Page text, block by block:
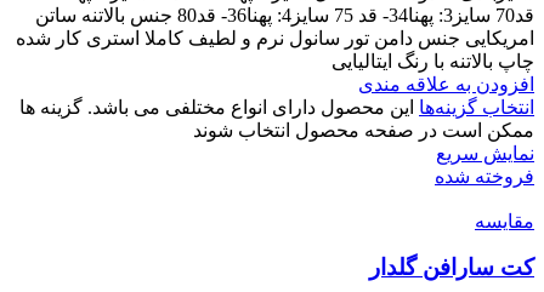
قد70 سایز3: پهنا34- قد 75 سایز4: پهنا36- قد80 جنس بالاتنه ساتن
امریکایی جنس دامن تور سانول نرم و لطیف کاملا استری کار شده
چاپ بالاتنه با رنگ ایتالیایی
افزودن به علاقه مندی
انتخاب گزینه‌ها این محصول دارای انواع مختلفی می باشد. گزینه ها
ممکن است در صفحه محصول انتخاب شوند
نمایش سریع
فروخته شده
مقايسه
کت سارافن گلدار